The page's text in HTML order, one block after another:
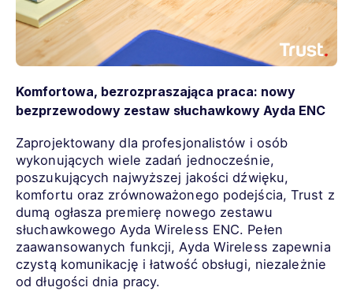
Komfortowa, bezrozpraszająca praca: nowy
bezprzewodowy zestaw słuchawkowy Ayda ENC
Zaprojektowany dla profesjonalistów i osób
wykonujących wiele zadań jednocześnie,
poszukujących najwyższej jakości dźwięku,
komfortu oraz zrównoważonego podejścia, Trust z
dumą ogłasza premierę nowego zestawu
słuchawkowego Ayda Wireless ENC. Pełen
zaawansowanych funkcji, Ayda Wireless zapewnia
czystą komunikację i łatwość obsługi, niezależnie
od długości dnia pracy.